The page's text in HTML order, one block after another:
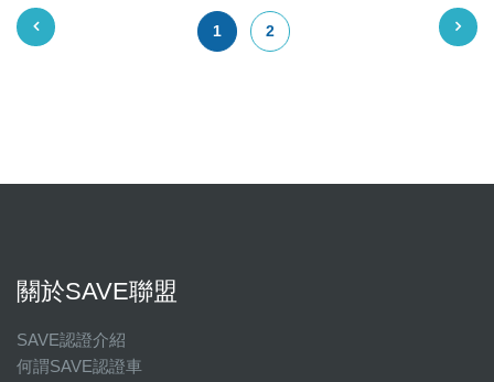
1 2
關於SAVE聯盟
SAVE認證介紹
何謂SAVE認證車